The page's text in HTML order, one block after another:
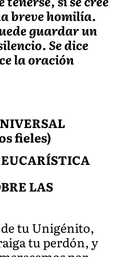
breve homilía.
guardar un
Se dice
la oración
fieles)
LAS
tu Unigénito,
tu perdón, y